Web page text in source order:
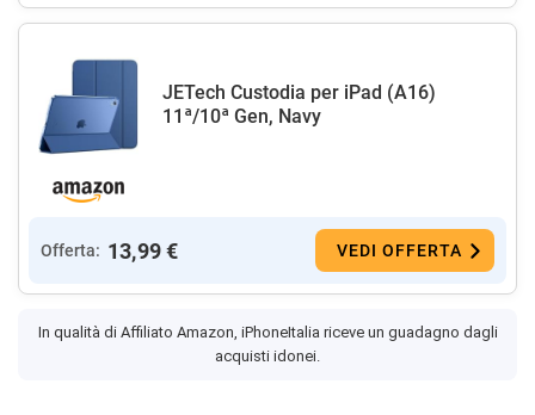
JETech Custodia per iPad (A16)
11ª/10ª Gen, Navy
Offerta: 13,99 € VEDI OFFERTA
In qualità di Affiliato Amazon, iPhoneItalia riceve un guadagno dagli
acquisti idonei.